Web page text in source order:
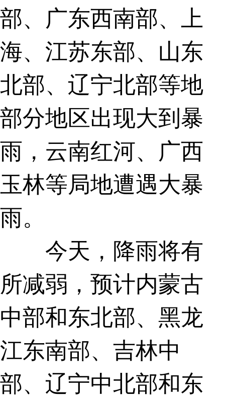
部、广东西南部、上
海、江苏东部、山东
北部、辽宁北部等地
部分地区出现大到暴
雨，云南红河、广西
玉林等局地遭遇大暴
雨。
今天，降雨将有
所减弱，预计内蒙古
中部和东北部、黑龙
江东南部、吉林中
部、辽宁中北部和东